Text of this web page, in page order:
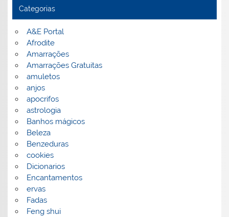
Categorias
A&E Portal
Afrodite
Amarrações
Amarrações Gratuitas
amuletos
anjos
apocrifos
astrologia
Banhos mágicos
Beleza
Benzeduras
cookies
Dicionarios
Encantamentos
ervas
Fadas
Feng shui